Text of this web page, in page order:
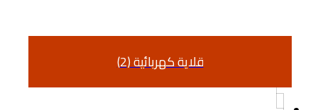
قلاية كهربائية (2)